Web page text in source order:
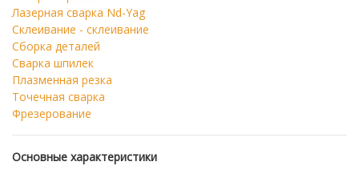
Лазерная сварка Nd-Yag
Склеивание - склеивание
Сборка деталей
Сварка шпилек
Плазменная резка
Точечная сварка
Фрезерование
Основные характеристики